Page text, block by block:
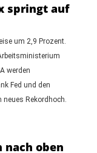
springt auf
um 2,9 Prozent.
werden
Fed und den
neues Rekordhoch.
nach oben